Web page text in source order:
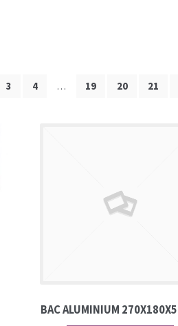
3 4 … 19 20 21
BAC ALUMINIUM